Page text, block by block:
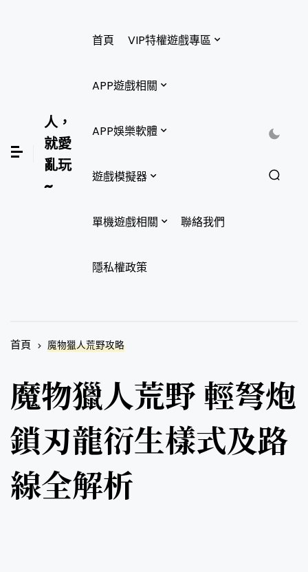
人，
就愛
亂玩
~
首頁 VIP特權遊戲專區
APP遊戲相關
APP娛樂軟體
遊戲模擬器
單機遊戲相關 聯絡我們
隱私權政策
首頁 魔物獵人荒野攻略
魔物獵人荒野 輕弩炮
鎖刃龍衍生樣式及路
線全解析